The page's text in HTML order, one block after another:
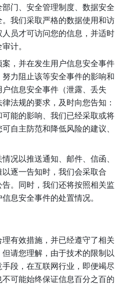
门、安全管理制度、数据安全
我们采取严格的数据使用和访
员才可访问您的信息，并适时
计。
，并在发生用户信息安全事件
力阻止该等安全事件的影响和
信息安全事件（泄露、丢失
法规的要求，及时向您告知：
能的影响、我们已经采取或将
自主防范和降低风险的建议、
况以推送通知、邮件、信函、
逐一告知时，我们会采取合
。同时，我们还将按照相关监
息安全事件的处置情况。
有效措施，并已经遵守了相关
请您理解，由于技术的限制以
段，在互联网行业，即便竭尽
可能始终保证信息百分之百的